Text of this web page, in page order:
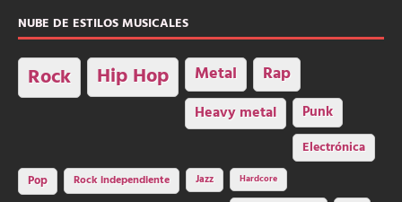
NUBE DE ESTILOS MUSICALES
Rock Hip Hop Metal Rap
Heavy metal Punk
Electrónica
Pop Rock independiente Jazz Hardcore